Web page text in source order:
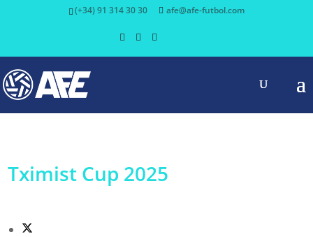
(+34) 91 314 30 30 afe@afe-futbol.com
Tximist Cup 2025